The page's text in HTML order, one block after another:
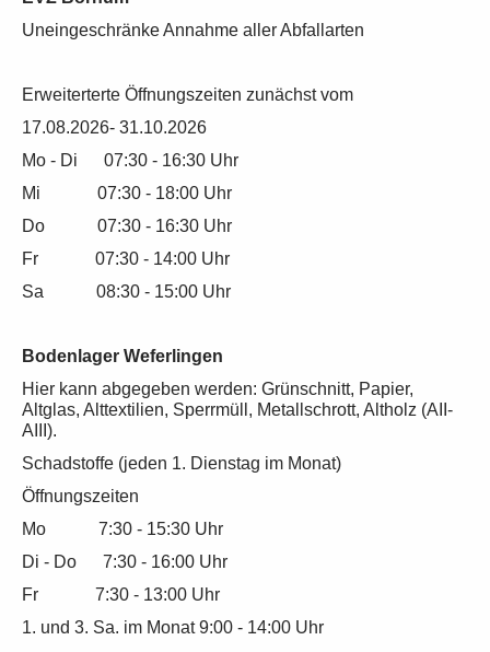
Uneingeschränke Annahme aller Abfallarten
Erweiterterte Öffnungszeiten zunächst vom
17.08.2026- 31.10.2026
Mo - Di 07:30 - 16:30 Uhr
Mi 07:30 - 18:00 Uhr
Do 07:30 - 16:30 Uhr
Fr 07:30 - 14:00 Uhr
Sa 08:30 - 15:00 Uhr
Bodenlager Weferlingen
Hier kann abgegeben werden: Grünschnitt, Papier,
Altglas, Alttextilien, Sperrmüll, Metallschrott, Altholz (AII-
AIII).
Schadstoffe (jeden 1. Dienstag im Monat)
Öffnungszeiten
Mo 7:30 - 15:30 Uhr
Di - Do 7:30 - 16:00 Uhr
Fr 7:30 - 13:00 Uhr
1. und 3. Sa. im Monat 9:00 - 14:00 Uhr